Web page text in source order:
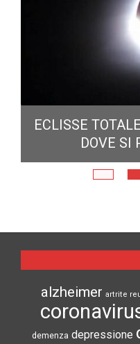
ECLISSE
DOVE SI
alzheimer artrite
demenza depressione